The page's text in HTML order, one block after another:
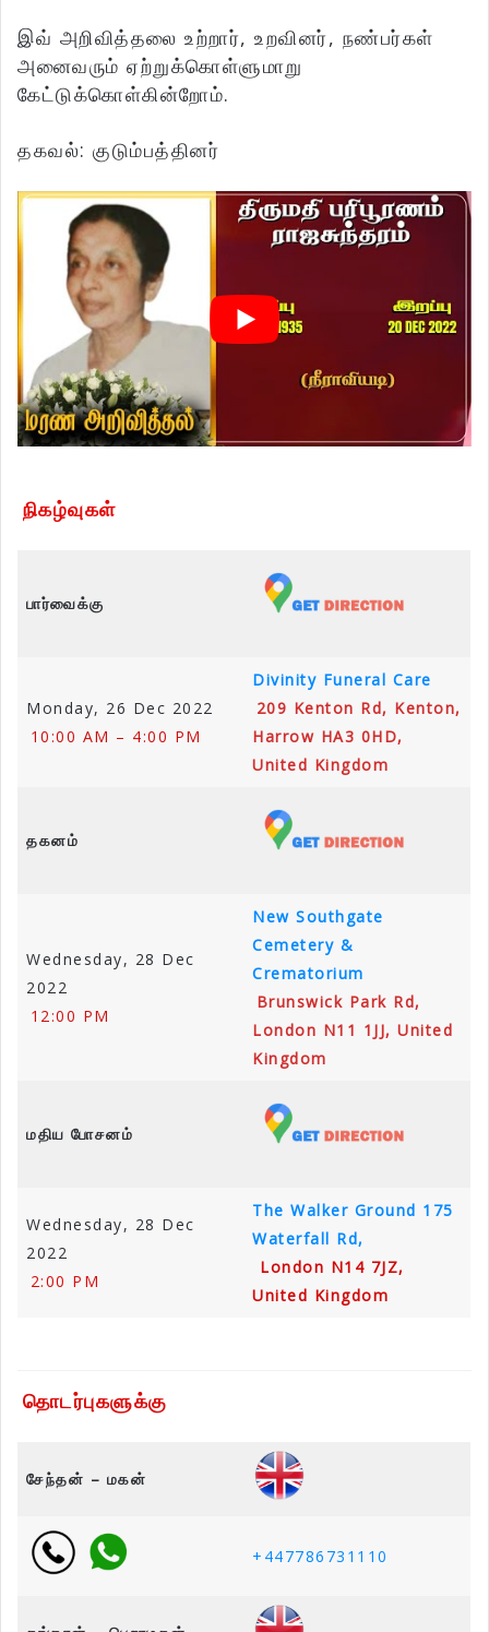
இவ் அறிவித்தலை உற்றார், உறவினர், நண்பர்கள்
அனைவரும் ஏற்றுக்கொள்ளுமாறு
கேட்டுக்கொள்கின்றோம்.
தகவல்: குடும்பத்தினர்
நிகழ்வுகள்
பார்வைக்கு
Monday, 26 Dec 2022
10:00 AM – 4:00 PM
Divinity Funeral Care
209 Kenton Rd, Kenton,
Harrow HA3 0HD,
United Kingdom
தகனம்
Wednesday, 28 Dec
2022
12:00 PM
New Southgate
Cemetery &
Crematorium
Brunswick Park Rd,
London N11 1JJ, United
Kingdom
மதிய போசனம்
Wednesday, 28 Dec
2022
2:00 PM
The Walker Ground 175
Waterfall Rd,
London N14 7JZ,
United Kingdom
தொடர்புகளுக்கு
சேந்தன் – மகன்
+447786731110